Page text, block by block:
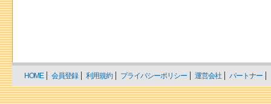
HOME 会員登録 利用規約 プライバシーポリシー 運営会社 パートナー